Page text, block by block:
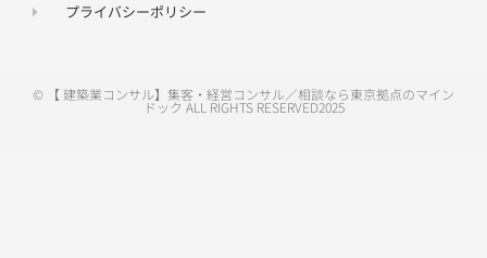
プライバシーポリシー
© 【 建築業コンサル】集客・経営コンサル／相談なら東京拠点のマイン
ドック ALL RIGHTS RESERVED2025